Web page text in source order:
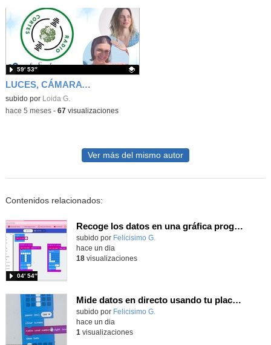
LUCES, CÁMARA Y ACCIÓN: MIREYA MARTÍNEZ Y CLAUDIA GRACIA
Contenido educativo.
subido por Loida G.
59′ 53″
-hace 5 meses- 67 visualizaciones
Ver más del mismo autor
Contenidos relacionados:
Recoge los datos en una gráfica programando tu placa microbit con MakeCode y conoce la Tª y nivel de luz en este eclipse
Contenido educativo.
subido por Felicisimo G.
04′ 54″
hace un dia
18visualizaciones
Mide datos en directo usando tu placa microbit y programando con MakeCode dos placas conectadas por radio
Contenido educativo.
subido por Felicisimo G.
hace un dia
1 visualizaciones